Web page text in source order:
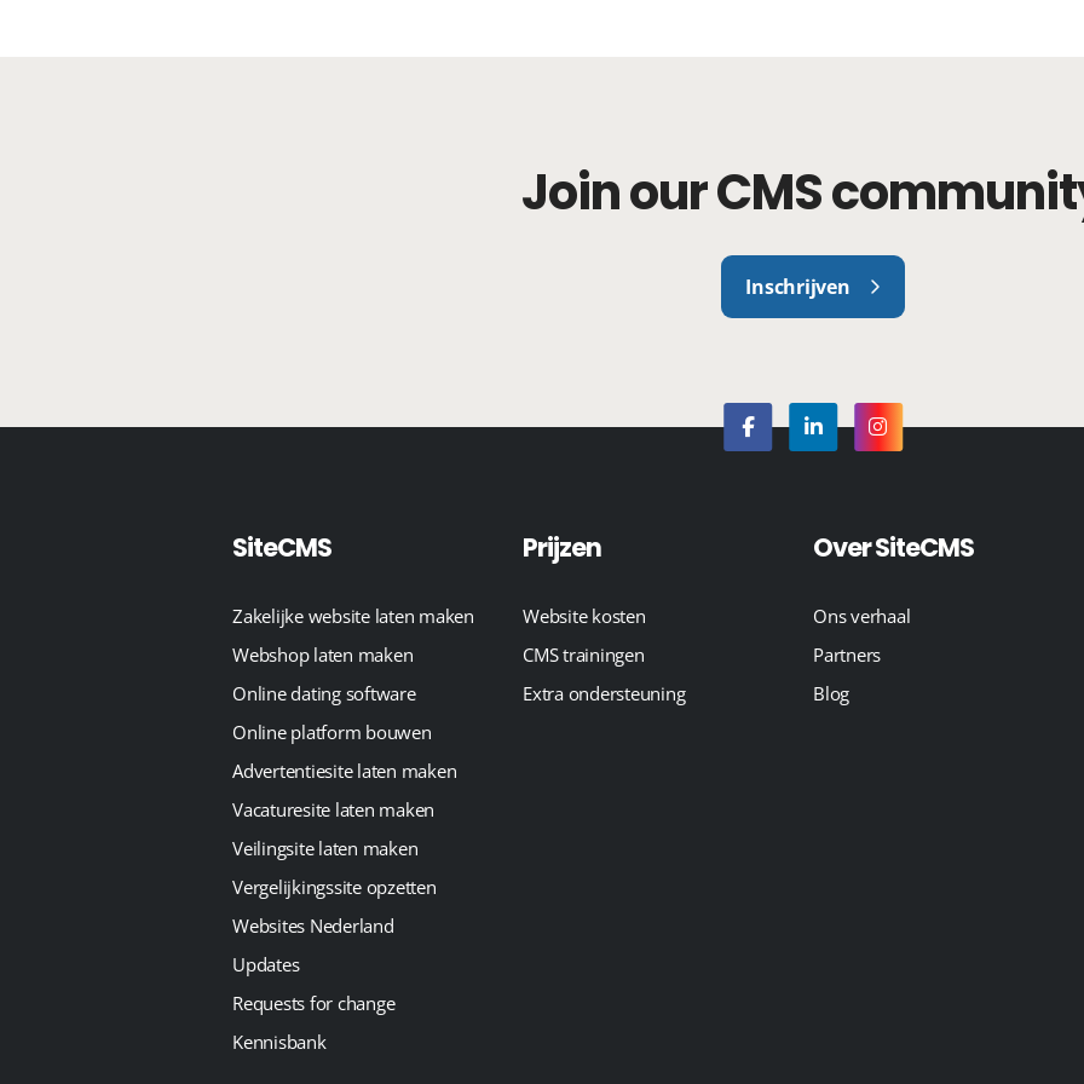
Join our CMS
Inschrijven
SiteCMS
Zakelijke website laten maken
Webshop laten maken
Online dating software
Online platform bouwen
Advertentiesite laten maken
Vacaturesite laten maken
Veilingsite laten maken
Vergelijkingssite opzetten
Websites Nederland
Updates
Requests for change
Kennisbank
Prijzen
Website kosten
CMS trainingen
Extra ondersteuning
Over SiteCMS
Ons verhaal
Partners
Blog